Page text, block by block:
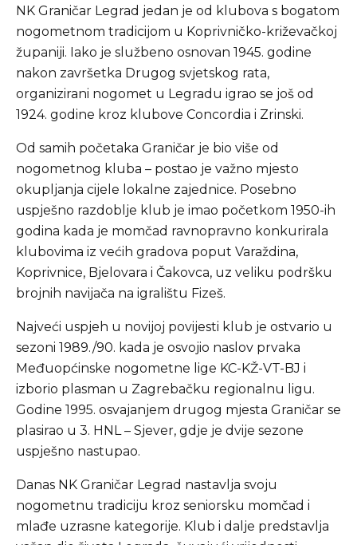
NK Graničar Legrad jedan je od klubova s bogatom
nogometnom tradicijom u Koprivničko-križevačkoj
županiji. Iako je službeno osnovan 1945. godine
nakon završetka Drugog svjetskog rata,
organizirani nogomet u Legradu igrao se još od
1924. godine kroz klubove Concordia i Zrinski.
Od samih početaka Graničar je bio više od
nogometnog kluba – postao je važno mjesto
okupljanja cijele lokalne zajednice. Posebno
uspješno razdoblje klub je imao početkom 1950-ih
godina kada je momčad ravnopravno konkurirala
klubovima iz većih gradova poput Varaždina,
Koprivnice, Bjelovara i Čakovca, uz veliku podršku
brojnih navijača na igralištu Fizeš.
Najveći uspjeh u novijoj povijesti klub je ostvario u
sezoni 1989./90. kada je osvojio naslov prvaka
Međuopćinske nogometne lige KC-KŽ-VT-BJ i
izborio plasman u Zagrebačku regionalnu ligu.
Godine 1995. osvajanjem drugog mjesta Graničar se
plasirao u 3. HNL – Sjever, gdje je dvije sezone
uspješno nastupao.
Danas NK Graničar Legrad nastavlja svoju
nogometnu tradiciju kroz seniorsku momčad i
mlađe uzrasne kategorije. Klub i dalje predstavlja